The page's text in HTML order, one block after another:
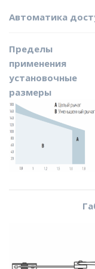
Автоматика
Пределы
установочные
размеры